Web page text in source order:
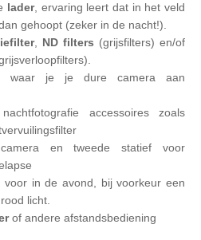
lader, ervaring leert dat in het veld
gehoopt (zeker in de nacht!).
, ND filters (grijsfilters) en/of
waar je je dure camera aan
accessoires zoals
en tweede statief voor
voor in de avond, bij voorkeur een
licht.
of andere afstandsbediening